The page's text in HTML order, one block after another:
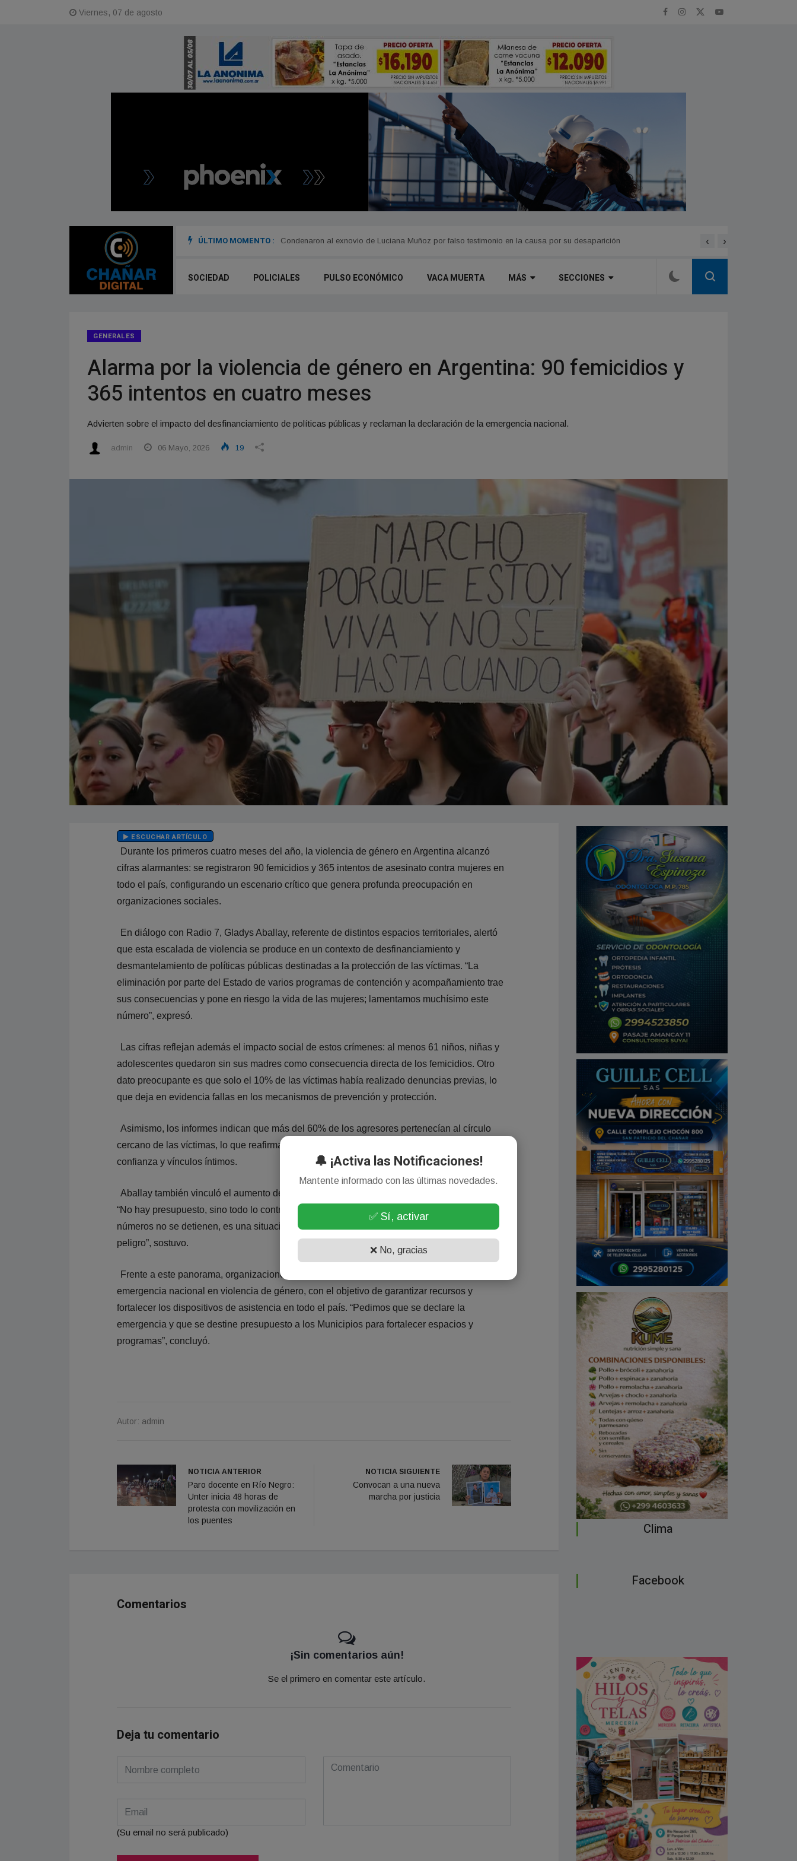
Viernes, 07 de agosto
ÚLTIMO MOMENTO :
en minutos la preventa de entradas populares Condenaron al exnovio de Luciana Muñoz por falso testimonio en la causa por su desaparición Comienza a
‹ ›
SOCIEDAD POLICIALES PULSO ECONÓMICO VACA MUERTA MÁS SECCIONES
GENERALES
Alarma por la violencia de género en Argentina: 90 femicidios y
365 intentos en cuatro meses
Advierten sobre el impacto del desfinanciamiento de políticas públicas y reclaman la declaración de la emergencia nacional.
admin 06 Mayo, 2026 19
ESCUCHAR ARTÍCULO
Durante los primeros cuatro meses del año, la violencia de género en Argentina alcanzó
cifras alarmantes: se registraron 90 femicidios y 365 intentos de asesinato contra mujeres en
todo el país, configurando un escenario crítico que genera profunda preocupación en
organizaciones sociales.
En diálogo con Radio 7, Gladys Aballay, referente de distintos espacios territoriales, alertó
que esta escalada de violencia se produce en un contexto de desfinanciamiento y
desmantelamiento de políticas públicas destinadas a la protección de las víctimas. “La
eliminación por parte del Estado de varios programas de contención y acompañamiento trae
sus consecuencias y pone en riesgo la vida de las mujeres; lamentamos muchísimo este
número”, expresó.
Las cifras reflejan además el impacto social de estos crímenes: al menos 61 niños, niñas y
adolescentes quedaron sin sus madres como consecuencia directa de los femicidios. Otro
dato preocupante es que solo el 10% de las víctimas había realizado denuncias previas, lo
que deja en evidencia fallas en los mecanismos de prevención y protección.
Asimismo, los informes indican que más del 60% de los agresores pertenecían al círculo
cercano de las víctimas, lo que reafirma que el mayor riesgo continúa dentro de entornos de
confianza y vínculos íntimos.
Aballay también vinculó el aumento de los casos con el contexto político y discursivo actual.
“No hay presupuesto, sino todo lo contrario; hay un discurso de odio y misoginia. Los
números no se detienen, es una situación lamentable y la vida de las mujeres está en
peligro”, sostuvo.
Frente a este panorama, organizaciones sociales exigen la declaración urgente de la
emergencia nacional en violencia de género, con el objetivo de garantizar recursos y
fortalecer los dispositivos de asistencia en todo el país. “Pedimos que se declare la
emergencia y que se destine presupuesto a los Municipios para fortalecer espacios y
programas”, concluyó.
Autor: admin
NOTICIA ANTERIOR
Paro docente en Río Negro:
Unter inicia 48 horas de
protesta con movilización en
los puentes
NOTICIA SIGUIENTE
Convocan a una nueva
marcha por justicia
Comentarios
¡Sin comentarios aún!
Se el primero en comentar este artículo.
Deja tu comentario
(Su email no será publicado)
Clima
Facebook
🔔 ¡Activa las Notificaciones!
Mantente informado con las últimas novedades.
✅ Sí, activar
❌ No, gracias